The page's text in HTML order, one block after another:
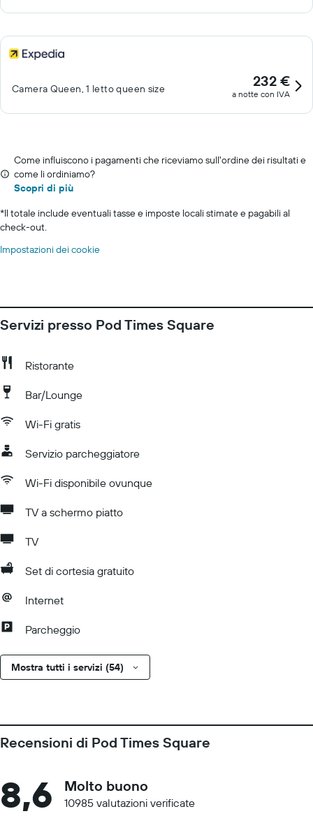
Camera Queen, 1 letto queen size 232 €
a notte con IVA
Come influiscono i pagamenti che riceviamo sull'ordine dei risultati e
come li ordiniamo?
Scopri di più
*Il totale include eventuali tasse e imposte locali stimate e pagabili al
check-out.
Impostazioni dei cookie
Servizi presso Pod Times Square
Ristorante
Bar/Lounge
Wi-Fi gratis
Servizio parcheggiatore
Wi-Fi disponibile ovunque
TV a schermo piatto
TV
Set di cortesia gratuito
Internet
Parcheggio
Mostra tutti i servizi (54)
Recensioni di Pod Times Square
8,6 Molto buono
10985 valutazioni verificate